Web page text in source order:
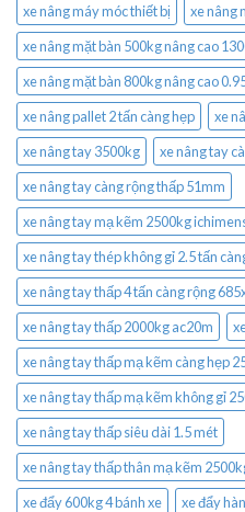
xe nâng máy móc thiết bị
xe nâng
xe nâng mặt bàn 500kg nâng cao
xe nâng mặt bàn 800kg nâng cao
xe nâng pallet 2 tấn càng hẹp
xe
xe nâng tay 3500kg
xe nâng tay
xe nâng tay càng rộng thấp 51mm
xe nâng tay mạ kẽm 2500kg
xe nâng tay thép không gỉ 2.5 tấn
xe nâng tay thấp 4 tấn càng rộng
xe nâng tay thấp 2000kg ac20m
xe nâng tay thấp mạ kẽm càng hẹp
xe nâng tay thấp mạ kẽm không gỉ
xe nâng tay thấp siêu dài 1.5 mét
xe nâng tay thấp thân mạ kẽm
xe đẩy 600kg 4 bánh xe
xe đẩy